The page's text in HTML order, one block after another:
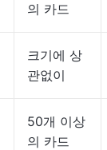
의 카드
크기에 상
관없이
50개 이상
의 카드